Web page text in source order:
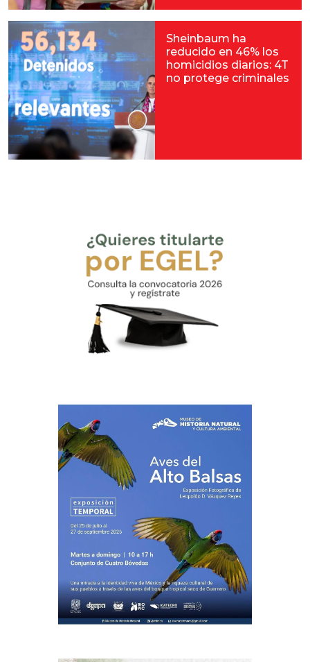
Sheinbaum ha
reducido en 46% los
homicidios diarios: 4T
no protege criminales